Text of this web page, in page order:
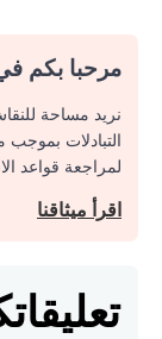
مرحبا بكم
نريد مساحة
التبادلات بموجب
لمراجعة قواعد
اقرأ ميثاقنا